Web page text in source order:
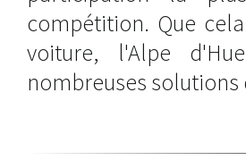
compétition. Que
voiture, l'Alpe
nombreuses